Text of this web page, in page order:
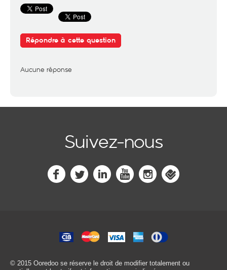
Répondre à cette question
Aucune réponse
Suivez-nous
© 2015 Ooredoo se réserve le droit de modifier totalement ou